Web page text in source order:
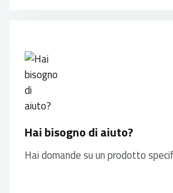
Hai bisogno di aiuto?
Hai domande su un prodotto